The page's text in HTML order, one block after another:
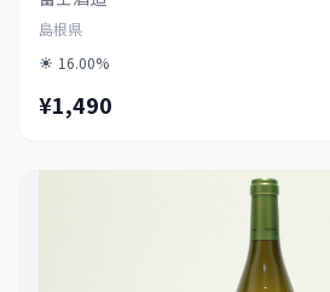
島根県
16.00%
¥1,490